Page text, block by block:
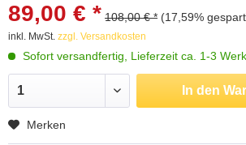
89,00 € * 108,00 € * (17,59%
inkl. MwSt. zzgl. Versandkosten
Sofort versandfertig, Lieferzeit ca. 1-3
In den
Merken